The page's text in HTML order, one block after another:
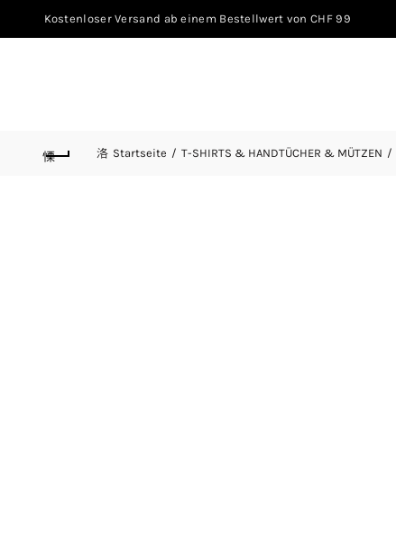
Kostenloser Versand ab einem Bestellwert von CHF 99
Startseite T-SHIRTS & HANDTÜCHER & MÜTZEN